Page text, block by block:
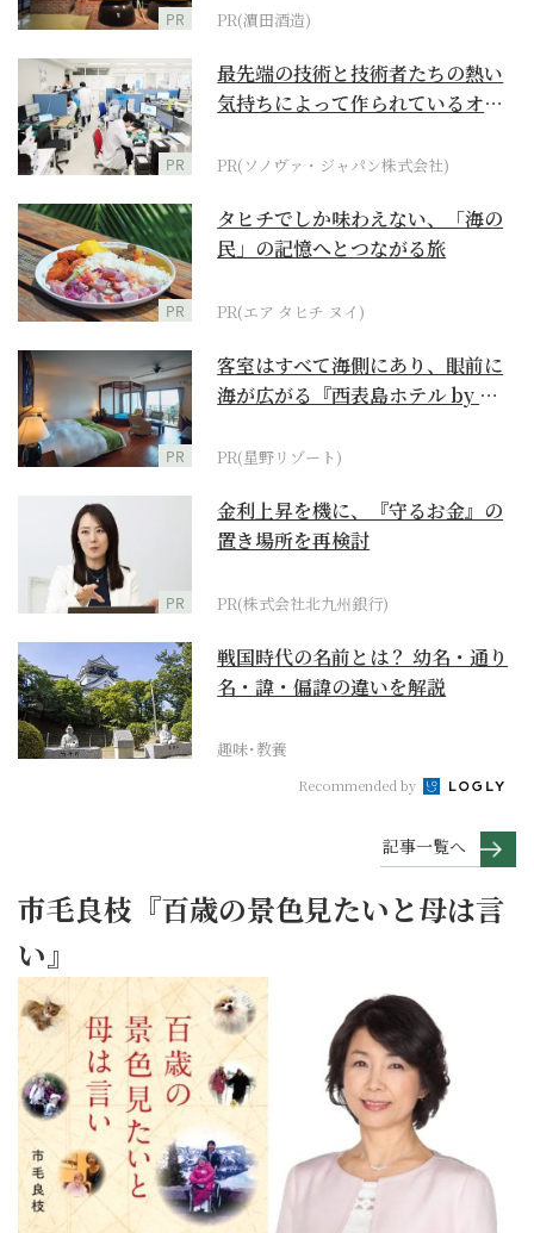
PR PR(濵田酒造)
PR
最先端の技術と技術者たちの熱い
気持ちによって作られているオー
PR(ソノヴァ・ジャパン株式会社)
PR
タヒチでしか味わえない、「海の
民」の記憶へとつながる旅
PR(エア タヒチ ヌイ)
PR
客室はすべて海側にあり、眼前に
海が広がる『西表島ホテル by 星
PR(星野リゾート)
PR
金利上昇を機に、『守るお金』の
置き場所を再検討
PR(株式会社北九州銀行)
戦国時代の名前とは？ 幼名・通り
名・諱・偏諱の違いを解説
趣味･教養
Recommended by
記事一覧へ
市毛良枝『百歳の景色見たいと母は言
い』